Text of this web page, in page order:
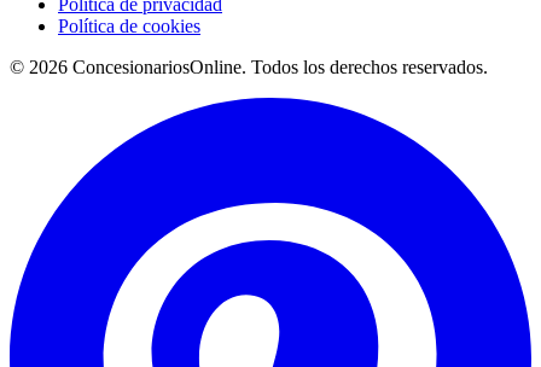
Política de cookies
© 2026 ConcesionariosOnline. Todos los derechos reservados.